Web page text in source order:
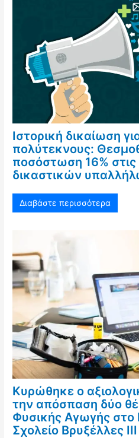
Ιστορική δικαίωση
πολύτεκνους:
ποσόστωση 16%
δικαστικών
Διαβάστε περισσότερα
Κυρώθηκε ο
την απόσπαση δύο
Φυσικής Αγωγής
Σχολείο Βρυξέλλες ΙΙΙ